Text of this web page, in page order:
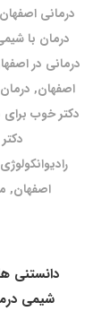
درمانی اصفهان
درمان با
درمانی در
اصفهان,
دکتر خوب
رادیوانکولوژی
اصفهان,
دانستنی
شیمی